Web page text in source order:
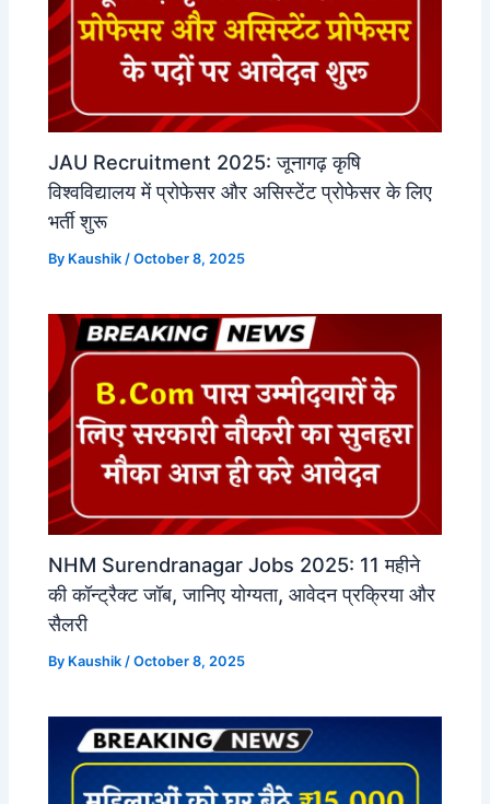
JAU Recruitment 2025: जूनागढ़ कृषि
विश्वविद्यालय में प्रोफेसर और असिस्टेंट प्रोफेसर के लिए
भर्ती शुरू
By Kaushik/October 8, 2025
NHM Surendranagar Jobs 2025: 11 महीने
की कॉन्ट्रैक्ट जॉब, जानिए योग्यता, आवेदन प्रक्रिया और
सैलरी
By Kaushik/October 8, 2025